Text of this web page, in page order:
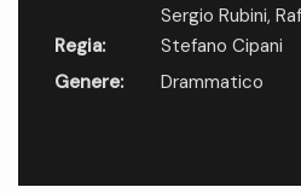
Sergio Rubini,
Regia:
Stefano Cipani
Genere:
Drammatico